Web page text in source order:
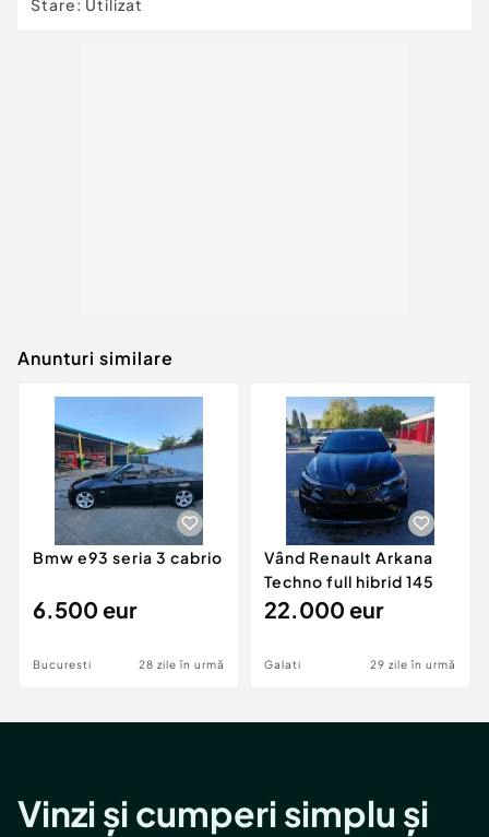
Stare: Utilizat
Anunturi similare
Bmw e93 seria 3 cabrio
6.500 eur
Bucuresti 28 zile în urmă
Vând Renault Arkana
Techno full hibrid 145
22.000 eur
Galati 29 zile în urmă
Vinzi și cumperi simplu și